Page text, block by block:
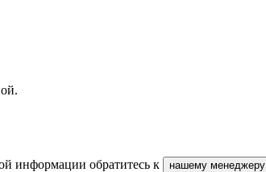
информации обратитесь к нашему менеджеру